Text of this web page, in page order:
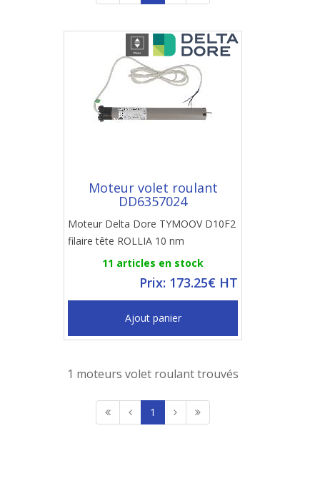
Moteur volet roulant
DD6357024
Moteur Delta Dore TYMOOV D10F2
filaire tête ROLLIA 10 nm
11 articles en stock
Prix: 173.25€ HT
Ajout panier
1 moteurs volet roulant trouvés
1